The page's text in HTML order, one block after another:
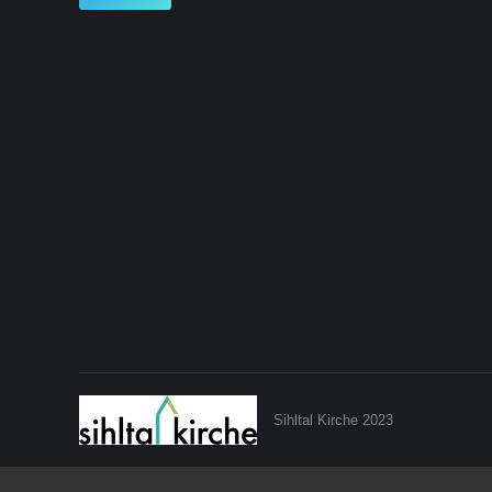
Sihltal Kirche 2023